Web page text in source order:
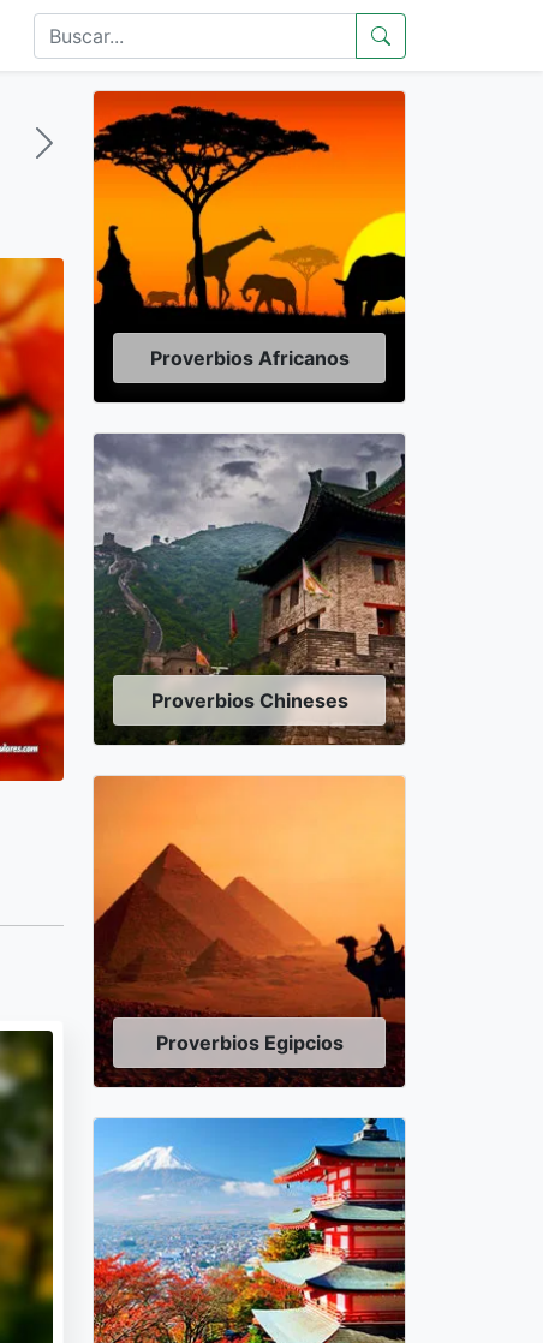
Proverbios Africanos
Proverbios Chineses
Proverbios Egipcios